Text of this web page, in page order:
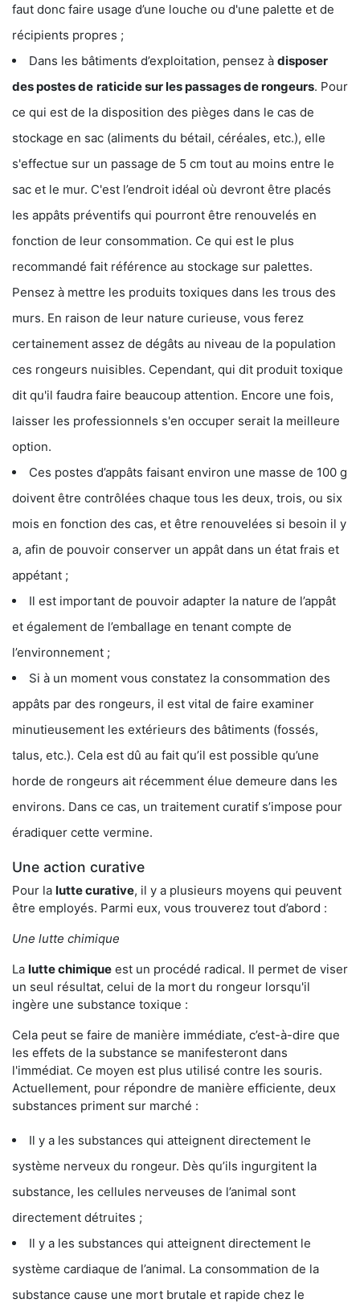
faut donc faire usage d’une louche ou d'une palette et de
récipients propres ;
Dans les bâtiments d’exploitation, pensez à disposer
des postes de raticide sur les passages de rongeurs. Pour
ce qui est de la disposition des pièges dans le cas de
stockage en sac (aliments du bétail, céréales, etc.), elle
s'effectue sur un passage de 5 cm tout au moins entre le
sac et le mur. C'est l’endroit idéal où devront être placés
les appâts préventifs qui pourront être renouvelés en
fonction de leur consommation. Ce qui est le plus
recommandé fait référence au stockage sur palettes.
Pensez à mettre les produits toxiques dans les trous des
murs. En raison de leur nature curieuse, vous ferez
certainement assez de dégâts au niveau de la population
ces rongeurs nuisibles. Cependant, qui dit produit toxique
dit qu'il faudra faire beaucoup attention. Encore une fois,
laisser les professionnels s'en occuper serait la meilleure
option.
Ces postes d’appâts faisant environ une masse de 100 g
doivent être contrôlées chaque tous les deux, trois, ou six
mois en fonction des cas, et être renouvelées si besoin il y
a, afin de pouvoir conserver un appât dans un état frais et
appétant ;
Il est important de pouvoir adapter la nature de l’appât
et également de l’emballage en tenant compte de
l’environnement ;
Si à un moment vous constatez la consommation des
appâts par des rongeurs, il est vital de faire examiner
minutieusement les extérieurs des bâtiments (fossés,
talus, etc.). Cela est dû au fait qu’il est possible qu’une
horde de rongeurs ait récemment élue demeure dans les
environs. Dans ce cas, un traitement curatif s’impose pour
éradiquer cette vermine.
Une action curative
Pour la lutte curative, il y a plusieurs moyens qui peuvent
être employés. Parmi eux, vous trouverez tout d’abord :
Une lutte chimique
La lutte chimique est un procédé radical. Il permet de viser
un seul résultat, celui de la mort du rongeur lorsqu'il
ingère une substance toxique :
Cela peut se faire de manière immédiate, c’est-à-dire que
les effets de la substance se manifesteront dans
l'immédiat. Ce moyen est plus utilisé contre les souris.
Actuellement, pour répondre de manière efficiente, deux
substances priment sur marché :
Il y a les substances qui atteignent directement le
système nerveux du rongeur. Dès qu’ils ingurgitent la
substance, les cellules nerveuses de l’animal sont
directement détruites ;
Il y a les substances qui atteignent directement le
système cardiaque de l’animal. La consommation de la
substance cause une mort brutale et rapide chez le